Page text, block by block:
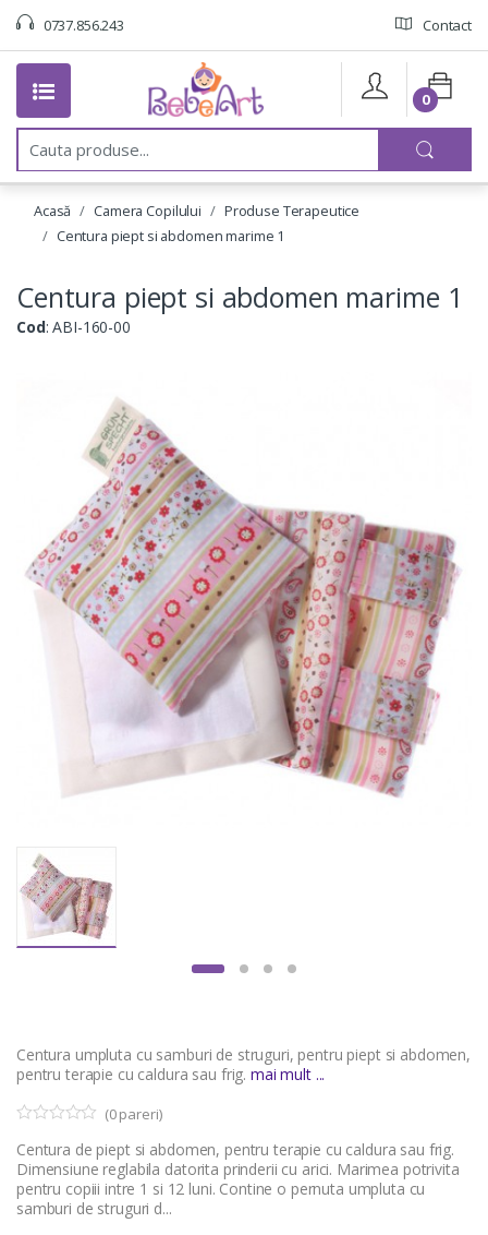
0737.856.243 Contact
C
u
0
Acasă Camera Copilului
Produse Terapeutice
Centura piept si abdomen marime 1
Centura piept si abdomen marime 1
Cod: ABI-160-00
Centura umpluta cu samburi de struguri, pentru piept si abdomen,
pentru terapie cu caldura sau frig. mai mult ...
o
u
o
f
(0pareri)
Centura de piept si abdomen, pentru terapie cu caldura sau frig.
Dimensiune reglabila datorita prinderii cu arici. Marimea potrivita
pentru copiii intre 1 si 12 luni. Contine o pernuta umpluta cu
samburi de struguri d...